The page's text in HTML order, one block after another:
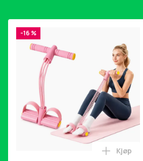
Filter x 2
Vekt, gram
Artikkel nr.
f83c14ee-ec6a-5540-81fd-
Produktsikkerhetsinformasjon
-16 %
Legg
Kjøp